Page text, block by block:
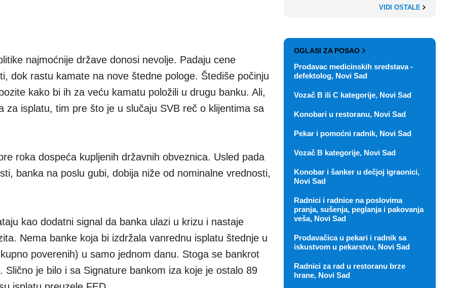
najmoćnije države donosi nevolje. Padaju cene
dok rastu kamate na nove štedne pologe. Štediše počinju
kako bi ih za veću kamatu položili u drugu banku. Ali,
za isplatu, tim pre što je u slučaju SVB reč o klijentima sa
roka dospeća kupljenih državnih obveznica. Usled pada
banka na poslu gubi, dobija niže od nominalne vrednosti,
kao dodatni signal da banka ulazi u krizu i nastaje
Nema banke koja bi izdržala vanrednu isplatu štednje u
poverenih) u samo jednom danu. Stoga se bankrot
Slično je bilo i sa Signature bankom iza koje je ostalo 89
VIDI OSTALE
OGLASI ZA POSAO
Prodavac medicinskih sredstava -
defektolog, Novi Sad
Vozač B ili C kategorije, Novi Sad
Konobari u restoranu, Novi Sad
Pekar i pomoćni radnik, Novi Sad
Vozač B kategorije, Novi Sad
Konobar i šanker u dečjoj igraonici,
Novi Sad
Radnici i radnice na poslovima
pranja, sušenja, peglanja i pakovanja
veša, Novi Sad
Prodavačica u pekari i radnik sa
iskustvom u pekarstvu, Novi Sad
Radnici za rad u restoranu brze
hrane, Novi Sad